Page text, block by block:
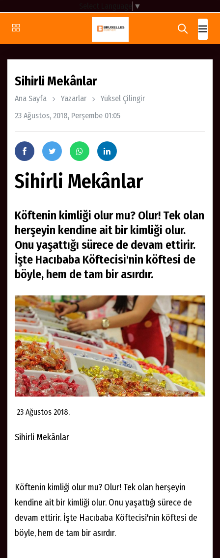
▼
Sihirli Mekânlar
Ana Sayfa Yazarlar
Yüksel Çilingir
23 Ağustos, 2018, Perşembe 01:05
Sihirli Mekânlar
Köftenin kimliği olur mu? Olur! Tek olan
herşeyin kendine ait bir kimliği olur.
Onu yaşattığı sürece de devam ettirir.
İşte Hacıbaba Köftecisi'nin köftesi de
böyle, hem de tam bir asırdır.
23 Ağustos 2018,
Sihirli Mekânlar
Köftenin kimliği olur mu? Olur! Tek olan herşeyin
kendine ait bir kimliği olur. Onu yaşattığı sürece de
devam ettirir. İşte Hacıbaba Köftecisi'nin köftesi de
böyle, hem de tam bir asırdır.